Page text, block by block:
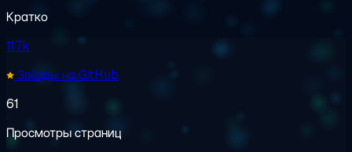
Кратко
117k
Звёзды на GitHub
61
Просмотры страниц